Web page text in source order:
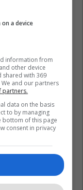
vazhdon sot
nesër nuk
të gjithë
shkelje të
a device
information from
other device
shared with 369
and our partners
partners.
data on the basis
to by managing
bottom of this page
consent in privacy